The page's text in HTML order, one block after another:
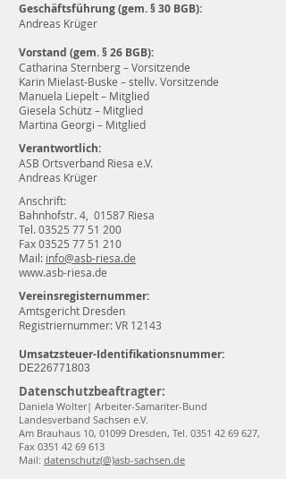
Geschäftsführung (gem. § 30 BGB):
Andreas Krüger
Vorstand (gem. § 26 BGB):
Catharina Sternberg – Vorsitzende
Karin Mielast-Buske – stellv. Vorsitzende
Manuela Liepelt – Mitglied
Giesela Schütz – Mitglied
Martina Georgi – Mitglied
Verantwortlich:
ASB Ortsverband Riesa e.V.
Andreas Krüger
Anschrift:
Bahnhofstr. 4, 01587 Riesa
Tel. 03525 77 51 200
Fax 03525 77 51 210
Mail: info@asb-riesa.de
www.asb-riesa.de
Vereinsregisternummer:
Amtsgericht Dresden
Registriernummer: VR 12143
Umsatzsteuer-Identifikationsnummer:
DE226771803
Datenschutzbeaftragter:
Daniela Wolter| Arbeiter-Samariter-Bund
Landesverband Sachsen e.V.
Am Brauhaus 10, 01099 Dresden, Tel. 0351 42 69 627,
Fax 0351 42 69 613
Mail: datenschutz(@)asb-sachsen.de